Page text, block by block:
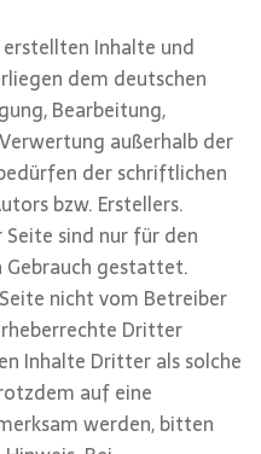
Inhalte und
dem deutschen
Bearbeitung,
außerhalb der
der schriftlichen
bzw. Erstellers.
sind nur für den
gestattet.
nicht vom Betreiber
Dritter
Inhalte Dritter als solche
auf eine
werden, bitten